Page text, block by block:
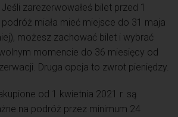
Jeśli zarezerwowałeś bilet przed 1
miała mieć miejsce do 31 maja
możesz zachować bilet i wybrać
momencie do 36 miesięcy od
Druga opcja to zwrot pieniędzy.
od 1 kwietnia 2021 r. są
na podróż przez minimum 24